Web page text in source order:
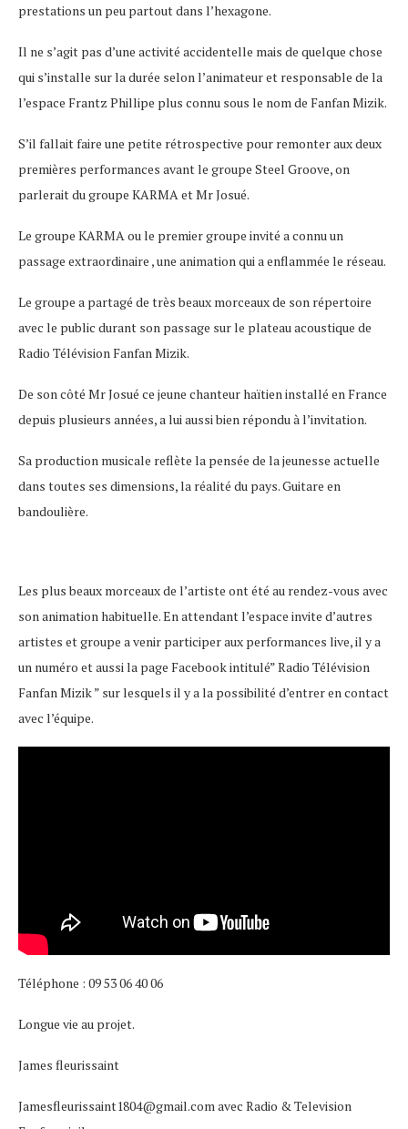
prestations un peu partout dans l’hexagone.
Il ne s’agit pas d’une activité accidentelle mais de quelque chose
qui s’installe sur la durée selon l’animateur et responsable de la
l’espace Frantz Phillipe plus connu sous le nom de Fanfan Mizik.
S’il fallait faire une petite rétrospective pour remonter aux deux
premières performances avant le groupe Steel Groove, on
parlerait du groupe KARMA et Mr Josué.
Le groupe KARMA ou le premier groupe invité a connu un
passage extraordinaire , une animation qui a enflammée le réseau.
Le groupe a partagé de très beaux morceaux de son répertoire
avec le public durant son passage sur le plateau acoustique de
Radio Télévision Fanfan Mizik.
De son côté Mr Josué ce jeune chanteur haïtien installé en France
depuis plusieurs années, a lui aussi bien répondu à l’invitation.
Sa production musicale reflète la pensée de la jeunesse actuelle
dans toutes ses dimensions, la réalité du pays. Guitare en
bandoulière.
Les plus beaux morceaux de l’artiste ont été au rendez-vous avec
son animation habituelle. En attendant l’espace invite d’autres
artistes et groupe a venir participer aux performances live, il y a
un numéro et aussi la page Facebook intitulé” Radio Télévision
Fanfan Mizik ” sur lesquels il y a la possibilité d’entrer en contact
avec l’équipe.
Téléphone : 09 53 06 40 06
Longue vie au projet.
James fleurissaint
Jamesfleurissaint1804@gmail.com avec Radio & Television